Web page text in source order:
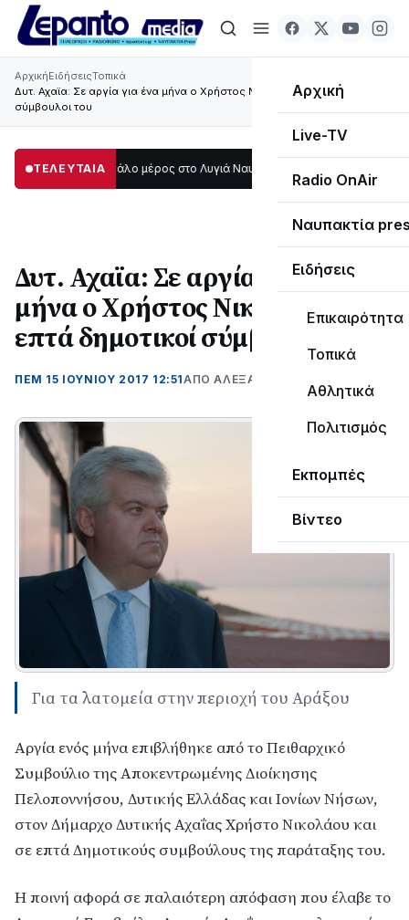
Αρχική
Live-TV
Radio OnAir
Ναυπακτία
Ειδήσεις
Επικαιρότητα
Τοπικά
Αθλητικά
Πολιτισμός
Εκπομπές
Βίντεο
ΑρχικήΕιδήσειςΤοπικά
Δυτ. Αχαϊα: Σε αργία για ένα μήνα ο Χρήστος Νικολάου και επτά δημοτικοί
σύμβουλοι του
ΤΕΛΕΥΤΑΙΑ
σκοτάδι μεγάλο μέρος στο Λυγιά Ναυπάκτου12:08
Δυτ. Αχαϊα: Σε αργία για ένα
μήνα ο Χρήστος Νικολάου και
επτά δημοτικοί σύμβουλοι του
ΠΕΜ 15 ΙΟΥΝΊΟΥ 2017 12:51ΑΠΌ ΑΛΈΞΑΝΔΡΟΣ ΚΟΓΚΌΛΗΣ
Για τα λατομεία στην περιοχή του Αράξου
Αργία ενός μήνα επιβλήθηκε από το Πειθαρχικό
Συμβούλιο της Αποκεντρωμένης Διοίκησης
Πελοποννήσου, Δυτικής Ελλάδας και Ιονίων Νήσων,
στον Δήμαρχο Δυτικής Αχαΐας Χρήστο Νικολάου και
σε επτά Δημοτικούς συμβούλους της παράταξης του.
Η ποινή αφορά σε παλαιότερη απόφαση που έλαβε το